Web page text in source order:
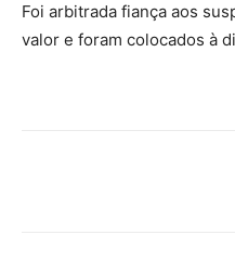
Foi arbitrada fiança aos
valor e foram colocados à